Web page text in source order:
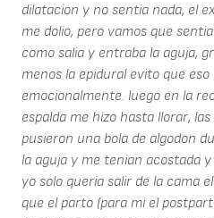
dilatacion y no sentia nada, el
me dolio, pero vamos que
como salia y entraba la aguja,
menos la epidural evito que
emocionalmente. luego en la
espalda me hizo hasta llorar,
pusieron una bola de algodon
la aguja y me tenian acostada
yo solo queria salir de la cama
que el parto (para mi el